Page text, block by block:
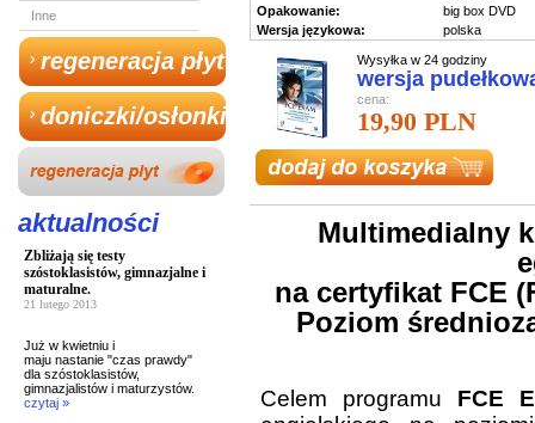
Inne
regeneracja płyt
doniczki/osłonki
aktualności
Zbliżają się testy
szóstoklasistów, gimnazjalne i
maturalne.
21 lutego 2013
Już w kwietniu i
maju nastanie "czas prawdy"
dla szóstoklasistów,
gimnazjalistów i maturzystów.
czytaj »
Opakowanie:
big box DVD
Wersja językowa:
polska
Wysyłka w 24 godziny
wersja
cena:
19,90 PLN
Multimedialny
na certyfikat FCE
Poziom
Celem programu FCE